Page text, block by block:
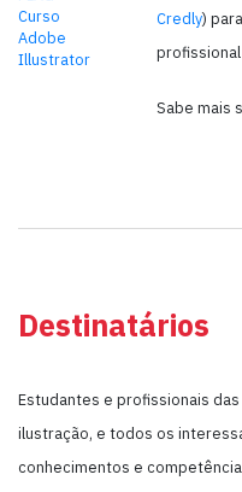
Credly)
Sabe mais
Destinatários
Estudantes e profissionais
ilustração, e todos os
conhecimentos e